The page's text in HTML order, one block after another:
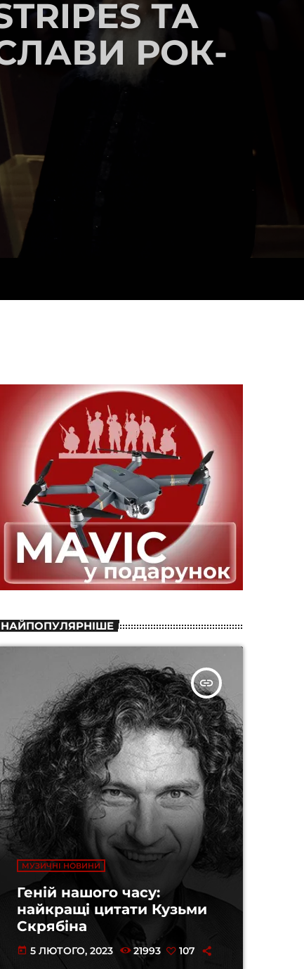
ТА
РОК-
НАЙПОПУЛЯРНІШЕ
insert_link
МУЗИЧНІ НОВИНИ
Геній нашого часу:
найкращі цитати Кузьми
Скрябіна
today 5 ЛЮТОГО, 2023 21993 107